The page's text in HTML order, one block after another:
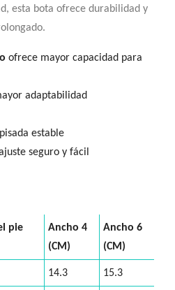
esta bota ofrece durabilidad y
ofrece mayor capacidad para
adaptabilidad
estable
seguro y fácil
pie
Ancho 4
(CM)
Ancho 6
(CM)
14.3 15.3